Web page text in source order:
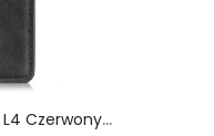
Obudowa Sony Xperia L4 Czerwony Czarny Vintage Guzik Ze Sztucznej Skóry